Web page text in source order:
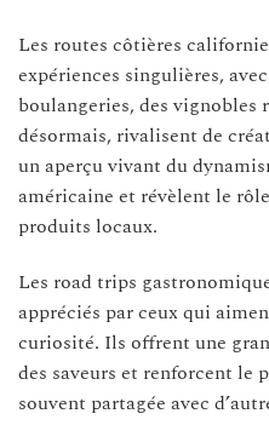
Les routes côtières
expériences singulières,
boulangeries, des
désormais, rivalisent de
un aperçu vivant du
américaine et révèlent le
produits locaux.
Les road trips
appréciés par ceux qui
curiosité. Ils offrent une
des saveurs et renforcent le
souvent partagée avec